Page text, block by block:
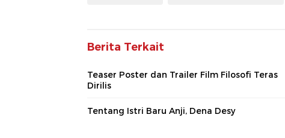
Berita Terkait
Teaser Poster dan Trailer Film Filosofi Teras
Dirilis
Tentang Istri Baru Anji, Dena Desy